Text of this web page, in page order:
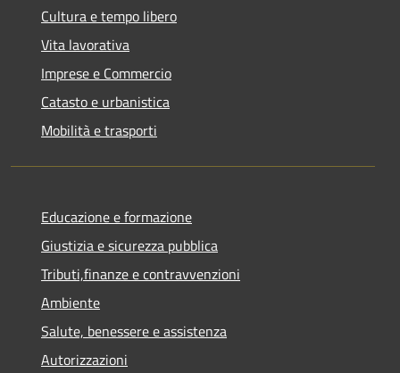
Cultura e tempo libero
Vita lavorativa
Imprese e Commercio
Catasto e urbanistica
Mobilità e trasporti
Educazione e formazione
Giustizia e sicurezza pubblica
Tributi,finanze e contravvenzioni
Ambiente
Salute, benessere e assistenza
Autorizzazioni